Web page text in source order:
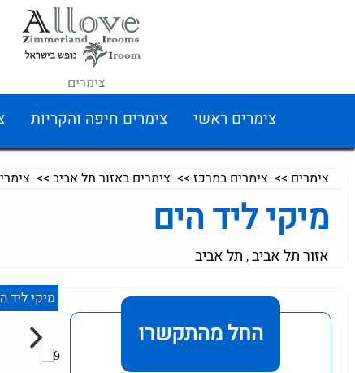
צימרים
צימרים ראשי צימרים חיפה והקריות
צימרים >> צימרים במרכז >> צימרים באזור תל אביב >>
מיקי ליד הים
אזור תל אביב, תל אביב
החל מהתקשרו
מיקי ליד